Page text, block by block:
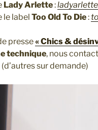
Lady Arlette:
le label Too Old To Die:
presse« Chics &
technique, nous
(d’autres sur demande)